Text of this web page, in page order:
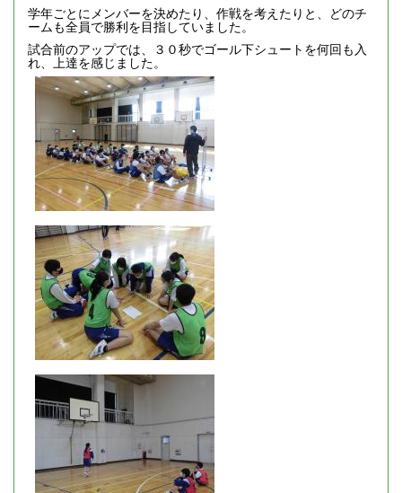
学年ごとにメンバーを決めたり、作戦を考えたりと、どのチ
ームも全員で勝利を目指していました。
試合前のアップでは、３０秒でゴール下シュートを何回も入
れ、上達を感じました。